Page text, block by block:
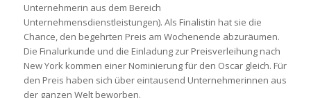
Unternehmerin aus dem Bereich
Unternehmensdienstleistungen). Als Finalistin hat sie die
Chance, den begehrten Preis am Wochenende abzuräumen.
Die Finalurkunde und die Einladung zur Preisverleihung nach
New York kommen einer Nominierung für den Oscar gleich. Für
den Preis haben sich über eintausend Unternehmerinnen aus
der ganzen Welt beworben.